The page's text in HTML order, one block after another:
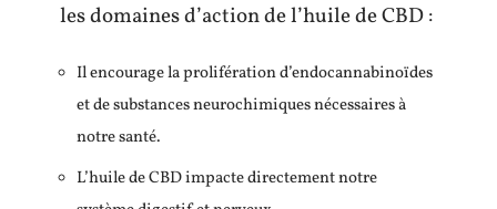
les domaines d’action de l’huile de CBD :
Il encourage la prolifération d’endocannabinoïdes
et de substances neurochimiques nécessaires à
notre santé.
L’huile de CBD impacte directement notre